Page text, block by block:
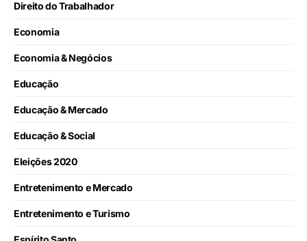
Direito do Trabalhador
Economia
Economia & Negócios
Educação
Educação & Mercado
Educação & Social
Eleições 2020
Entretenimento e Mercado
Entretenimento e Turismo